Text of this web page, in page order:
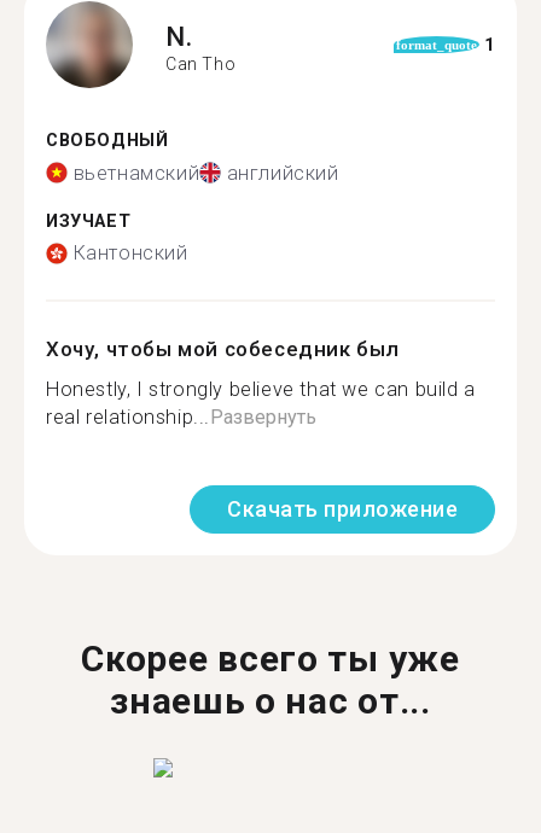
N.
Can Tho
format_quote 1
СВОБОДНЫЙ
вьетнамский английский
ИЗУЧАЕТ
Кантонский
Хочу, чтобы мой собеседник был
Honestly, I strongly believe that we can build a
real relationship...Развернуть
Скачать приложение
Скорее всего ты уже
знаешь о нас от...